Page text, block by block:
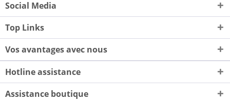
Social Media
Top Links
Vos avantages avec nous
Hotline assistance
Assistance boutique